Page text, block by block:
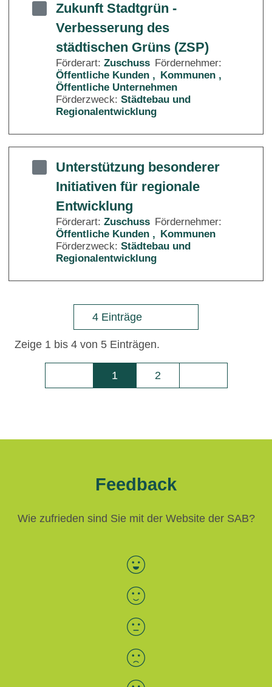
Zukunft Stadtgrün -
Verbesserung des
städtischen Grüns (ZSP)
Förderart: Zuschuss Fördernehmer:
Öffentliche Kunden
Kommunen
Öffentliche Unternehmen
Förderzweck: Städtebau und
Regionalentwicklung
Unterstützung besonderer
Initiativen für regionale
Entwicklung
Förderart: Zuschuss Fördernehmer:
Öffentliche Kunden
Kommunen
Förderzweck: Städtebau und
Regionalentwicklung
4 Einträge
Zeige 1 bis 4 von 5 Einträgen.
Seite
1 Seite
2
Feedback
Wie zufrieden sind Sie mit der Website der SAB?
Bewertung auswählen